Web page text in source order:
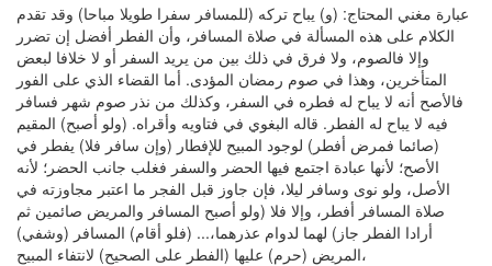
عبارة مغني المحتاج: (و) يباح تركه (للمسافر سفرا طويلا مباحا) وقد تقدم
الكلام على هذه المسألة في صلاة المسافر، وأن الفطر أفضل إن تضرر
وإلا فالصوم، ولا فرق في ذلك بين من يريد السفر أو لا خلافا لبعض
المتأخرين، وهذا في صوم رمضان المؤدى. أما القضاء الذي على الفور
فالأصح أنه لا يباح له فطره في السفر، وكذلك من نذر صوم شهر فسافر
فيه لا يباح له الفطر. قاله البغوي في فتاويه وأقراه. (ولو أصبح) المقيم
(صائما فمرض أفطر) لوجود المبيح للإفطار (وإن سافر فلا) يفطر في
الأصح؛ لأنها عبادة اجتمع فيها الحضر والسفر فغلب جانب الحضر؛ لأنه
الأصل، ولو نوى وسافر ليلا، فإن جاوز قبل الفجر ما اعتبر مجاوزته في
صلاة المسافر أفطر، وإلا فلا (ولو أصبح المسافر والمريض صائمين ثم
أرادا الفطر جاز) لهما لدوام عذرهما،... (فلو أقام) المسافر (وشفي)
المريض (حرم) عليها (الفطر على الصحيح) لانتفاء المبيح،